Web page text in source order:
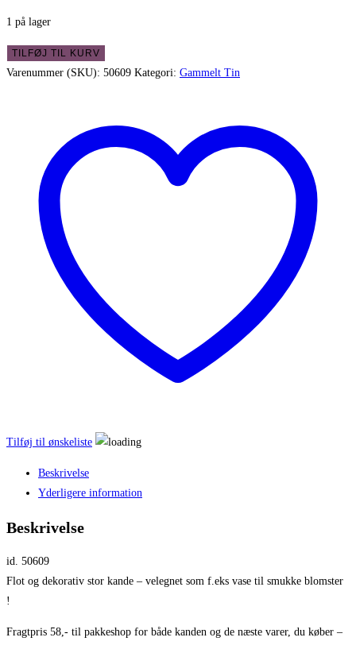
1 på lager
Massiv
kande
TILFØJ TIL KURV
Varenummer (SKU): 50609 Kategori: Gammelt Tin
Tilføj til ønskeliste
Beskrivelse
Yderligere information
Beskrivelse
id. 50609
Flot og dekorativ stor kande – velegnet som f.eks vase til smukke blomster
!
Fragtpris 58,- til pakkeshop for både kanden og de næste varer, du køber –